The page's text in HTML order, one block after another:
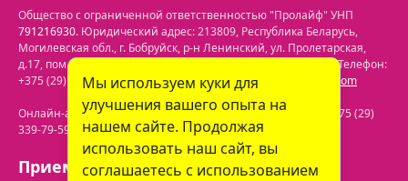
Общество с ограниченной ответственностью "Пролайф" УНП
791216930. Юридический адрес:213809, Республика Беларусь,
Могилевская обл., г. Бобруйск, р-н Ленинский,ул. Пролетарская,
д.17, пом. 116
. Лицензия №43200000061717 от 30.06.2020г. Телефон:
+375 (29) 613-08-30. Электронная почта:office@prolife-orto.com
Онлайн-аптека: г. Бобруйск, ул. Советская 40-3. Телефон: +375 (29)
339-79-59. Электронная почта: info@aptekaonline.by
Прием заказов: с 9:00 до 21:00.
Мы используем куки для
улучшения вашего опыта на
нашем сайте. Продолжая
использовать наш сайт, вы
соглашаетесь с использованием